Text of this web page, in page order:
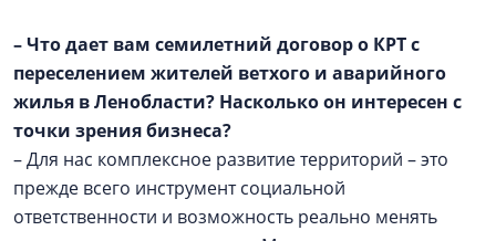
– Что дает вам семилетний договор о КРТ с
переселением жителей ветхого и аварийного
жилья в Ленобласти? Насколько он интересен с
точки зрения бизнеса?
– Для нас комплексное развитие территорий – это
прежде всего инструмент социальной
ответственности и возможность реально менять